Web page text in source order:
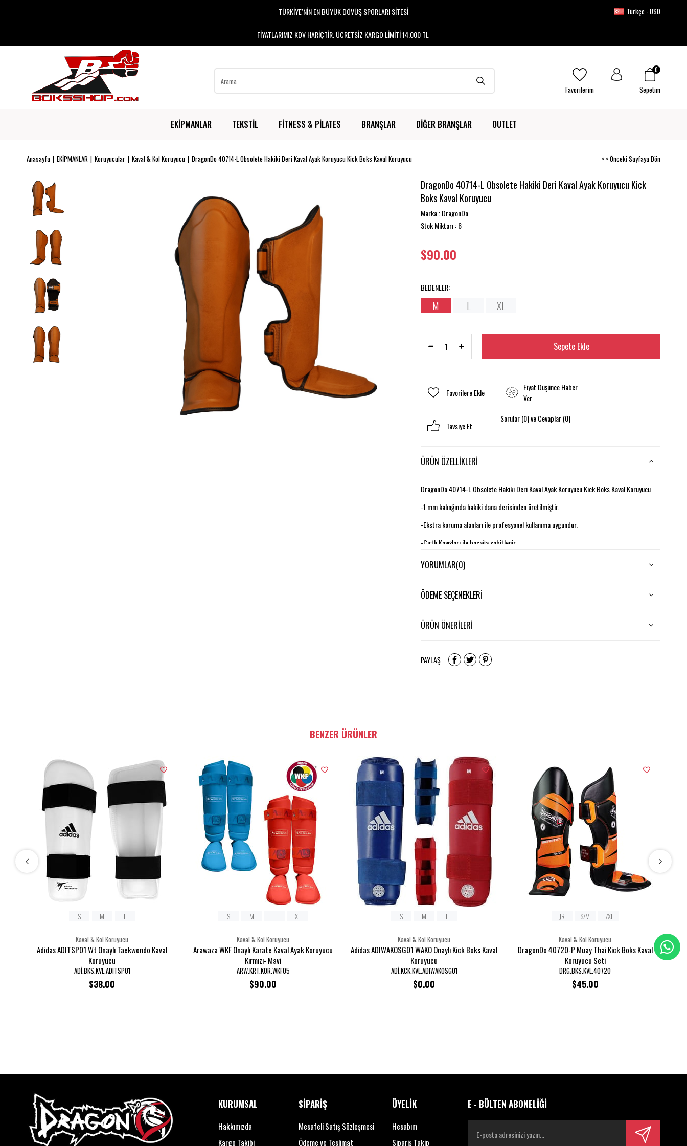
TÜRKİYE’NİN EN BÜYÜK DÖVÜŞ SPORLARI SİTESİ
FİYATLARIMIZ KDV HARİÇTİR. ÜCRETSİZ KARGO LİMİTİ 14.000 TL
Türkçe - USD
Sepetim
0
Favorilerim
EKİPMANLAR TEKSTİL FİTNESS & PİLATES BRANŞLAR DİĞER BRANŞLAR OUTLET
Anasayfa EKİPMANLAR Koruyucular Kaval & Kol Koruyucu DragonDo 40714-L Obsolete Hakiki Deri Kaval Ayak Koruyucu Kick Boks Kaval Koruyucu < < Önceki Sayfaya Dön
DragonDo 40714-L Obsolete Hakiki Deri Kaval Ayak Koruyucu Kick
Boks Kaval Koruyucu
Marka:DragonDo
Stok Miktarı:6
$90.00
BEDENLER:
M L XL
Favorilere Ekle
Fiyat Düşünce Haber
Ver
Tavsiye Et
Sorular (0) ve Cevaplar (0)
ÜRÜN ÖZELLIKLERI
DragonDo 40714-L Obsolete Hakiki Deri Kaval Ayak Koruyucu Kick Boks Kaval Koruyucu
-1 mm kalınğında hakiki dana derisinden üretilmiştir.
-Ekstra koruma alanları ile profesyonel kullanıma uygundur.
-Cırtlı Kayışları ile bacağa sabitlenir.
YORUMLAR(0)
ÖDEME SEÇENEKLERI
ÜRÜN ÖNERILERI
PAYLAŞ
BENZER ÜRÜNLER
Kaval & Kol Koruyucu
Adidas ADITSP01 Wt Onaylı Taekwondo Kaval
Koruyucu
ADİ.BKS.KVL.ADITSP01
$38.00
S M L
Kaval & Kol Koruyucu
Arawaza WKF Onaylı Karate Kaval Ayak Koruyucu
Kırmızı- Mavi
ARW.KRT.KOR.WKF05
$90.00
S M L XL
Kaval & Kol Koruyucu
Adidas ADIWAKOSG01 WAKO Onaylı Kick Boks Kaval
Koruyucu
ADİ.KCK.KVL.ADIWAKOSG01
$0.00
S M L
Kaval & Kol Koruyucu
DragonDo 40720-P Muay Thai Kick Boks Kaval
Koruyucu Seti
DRG.BKS.KVL.40720
$45.00
JR S/M L/XL
KURUMSAL
Hakkımızda
Kargo Takibi
SİPARİŞ
Mesafeli Satış Sözleşmesi
Ödeme ve Teslimat
ÜYELİK
Hesabım
Sipariş Takip
E - BÜLTEN ABONELİĞİ